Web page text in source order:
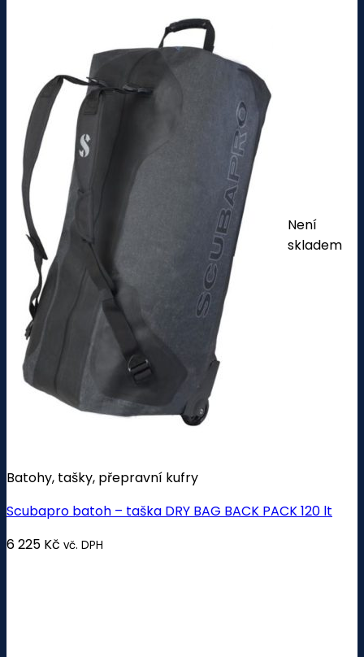
Není
skladem
Batohy, tašky, přepravní kufry
Scubapro batoh – taška DRY BAG BACK PACK 120 lt
6 225 Kč vč. DPH